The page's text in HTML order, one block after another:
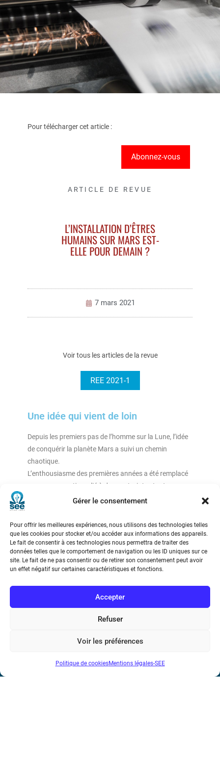
Gérer le consentement
Pour offrir les meilleures expériences, nous utilisons des technologies telles
que les cookies pour stocker et/ou accéder aux informations des appareils.
Le fait de consentir à ces technologies nous permettra de traiter des
données telles que le comportement de navigation ou les ID uniques sur ce
site. Le fait de ne pas consentir ou de retirer son consentement peut avoir
un effet négatif sur certaines caractéristiques et fonctions.
Accepter
Refuser
Voir les préférences
Politique de cookiesMentions légales-SEE
Pour télécharger cet article :
Abonnez-vous
ARTICLE DE REVUE
L’INSTALLATION D’ÊTRES
HUMAINS SUR MARS EST-
ELLE POUR DEMAIN ?
7 mars 2021
Voir tous les articles de la revue
REE 2021-1
Une idée qui vient de loin
Depuis les premiers pas de l’homme sur la Lune, l’idée
de conquérir la planète Mars a suivi un chemin
chaotique.
L’enthousiasme des premières années a été remplacé
par un pragmatisme lié à des contraintes tant
techniques que politiques, mais toujours porté par le
Perseverance dans le cratère Jezero, redonne de la
crédibilité à une mission humaine sur Mars et le
premier débarquement pourrait se situer dans les
années 2030.
Société de l’Electricité, de l’Electronique et des Technologies